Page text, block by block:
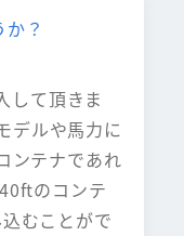
？
して頂きま
デルや馬力に
ンテナであれ
のコンテ
むことがで